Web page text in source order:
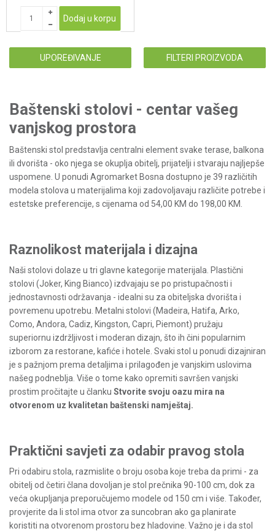
Dodaj u korpu
UPOREĐIVANJE FILTERI PROIZVODA
Baštenski stolovi - centar vašeg
vanjskog prostora
Baštenski stol predstavlja centralni element svake terase, balkona
ili dvorišta - oko njega se okuplja obitelj, prijatelji i stvaraju najljepše
uspomene. U ponudi Agromarket Bosna dostupno je 39 različitih
modela stolova u materijalima koji zadovoljavaju različite potrebe i
estetske preferencije, s cijenama od 54,00 KM do 198,00 KM.
Raznolikost materijala i dizajna
Naši stolovi dolaze u tri glavne kategorije materijala. Plastični
stolovi (Joker, King Bianco) izdvajaju se po pristupačnosti i
jednostavnosti održavanja - idealni su za obiteljska dvorišta i
povremenu upotrebu. Metalni stolovi (Madeira, Hatifa, Arko,
Como, Andora, Cadiz, Kingston, Capri, Piemont) pružaju
superiornu izdržljivost i moderan dizajn, što ih čini popularnim
izborom za restorane, kafiće i hotele. Svaki stol u ponudi dizajniran
je s pažnjom prema detaljima i prilagođen je vanjskim uslovima
našeg podneblja. Više o tome kako opremiti savršen vanjski
prostim pročitajte u članku Stvorite svoju oazu mira na
otvorenom uz kvalitetan baštenski namještaj.
Praktični savjeti za odabir pravog stola
Pri odabiru stola, razmislite o broju osoba koje treba da primi - za
obitelj od četiri člana dovoljan je stol prečnika 90-100 cm, dok za
veća okupljanja preporučujemo modele od 150 cm i više. Također,
provjerite da li stol ima otvor za suncobran ako ga planirate
koristiti na otvorenom prostoru bez hladovine. Važno je i da stol